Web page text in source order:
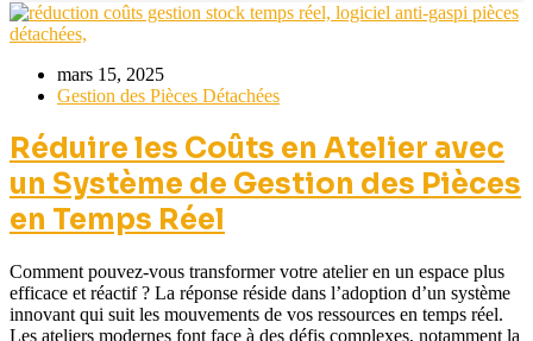
mars 15, 2025
Gestion des Pièces Détachées
Réduire les Coûts en Atelier avec
un Système de Gestion des Pièces
en Temps Réel
Comment pouvez-vous transformer votre atelier en un espace plus
efficace et réactif ? La réponse réside dans l’adoption d’un système
innovant qui suit les mouvements de vos ressources en temps réel.
Les ateliers modernes font face à des défis complexes, notamment la